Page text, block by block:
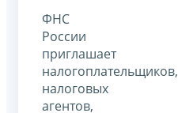
ФНС
России
приглашает
налогоплательщиков,
налоговых
агентов,